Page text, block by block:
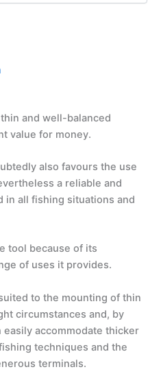
and well-balanced
value for money.
also favours the use
a reliable and
in all fishing situations and
tool because of its
of uses it provides.
to the mounting of thin
circumstances and, by
accommodate thicker
techniques and the
terminals.